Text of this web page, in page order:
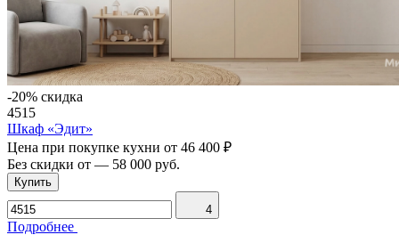
-20% скидка
4515
Шкаф «Эдит»
Цена при покупке кухни от 46 400 ₽
Без скидки от — 58 000 руб.
Купить
4
Подробнее